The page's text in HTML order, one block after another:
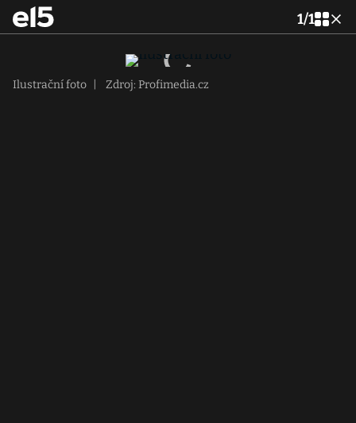
1/1
Ilustrační foto Zdroj: Profimedia.cz